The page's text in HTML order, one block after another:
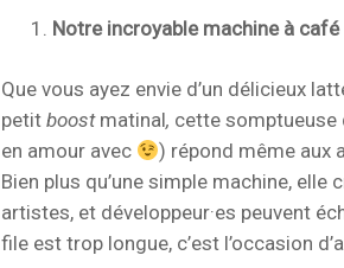
Notre incroyable machine à café
Que vous ayez envie d’un délicieux
petit boost matinal, cette somptueuse
en amour avec
) répond même aux
Bien plus qu’une simple machine,
artistes, et développeur·es peuvent
file est trop longue, c’est l’occasion